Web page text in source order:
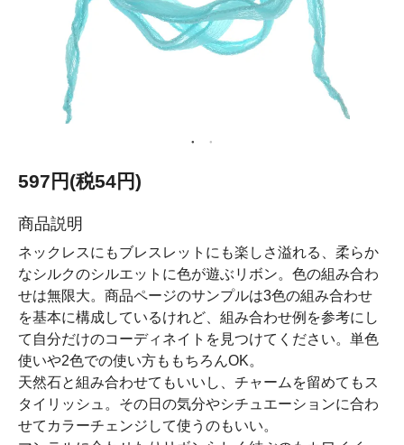
597円(税54円)
商品説明
ネックレスにもブレスレットにも楽しさ溢れる、柔らか
なシルクのシルエットに色が遊ぶリボン。色の組み合わ
せは無限大。商品ページのサンプルは3色の組み合わせ
を基本に構成しているけれど、組み合わせ例を参考にし
て自分だけのコーディネイトを見つけてください。単色
使いや2色での使い方ももちろんOK。
天然石と組み合わせてもいいし、チャームを留めてもス
タイリッシュ。その日の気分やシチュエーションに合わ
せてカラーチェンジして使うのもいい。